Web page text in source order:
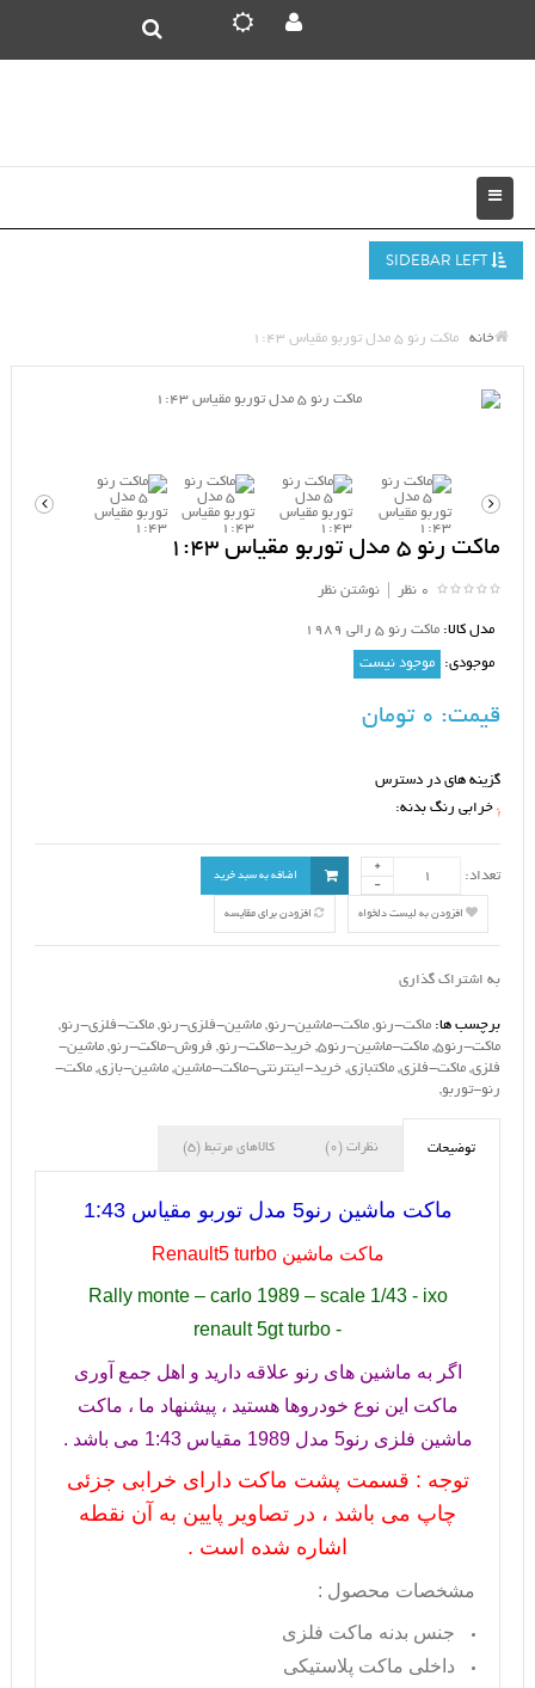
خانه ماکت رنو 5 مدل توربو مقیاس 1:43
ماکت رنو 5 مدل توربو مقیاس 1:43
0 نظر نوشتن نظر
مدل کالا: ماکت رنو 5 رالی 1989
موجودی: موجود نیست
قیمت:
گزینه های در دسترس
* خرابی رنگ بدنه:
تعداد: اضافه به سبد خرید
افزودن به لیست دلخواه افزودن برای مقایسه
به اشتراک گذاری
برچسب ها: ماکت-رنو, ماکت-ماشین-رنو, ماشین-فلزی-رنو, ماکت-فلزی-رنو,
ماکت-رنو5
, ماکت-ماشین-رنو5 , خرید-ماکت-رنو, فروش-ماکت-رنو, ماشین-
فلزی, ماکت-فلزی, ماکتبازی, خرید-اینترنتی-ماکت-ماشین, ماشین-بازی, ماکت-
رنو-توربو,
توضیحات نظرات (0) کالاهای مرتبط (5)
ماکت ماشین رنو5 مدل توربو مقیاس 1:43
ماکت ماشینRenault5 turbo
Rally monte – carlo 1989 – scale 1/43 - ixo
renault 5gt turbo -
اگر به ماشین های رنو علاقه دارید و اهل جمع آوری
ماکت این نوع خودروها هستید ، پیشنهاد ما ، ماکت
ماشین فلزی رنو5 مدل 1989 مقیاس 1:43 می باشد .
توجه : قسمت پشت ماکت دارای خرابی جزئی
چاپ می باشد ، در تصاویر پایین به آن نقطه
اشاره شده است .
مشخصات محصول :
جنس بدنه ماکت فلزی
داخلی ماکت پلاستیکی